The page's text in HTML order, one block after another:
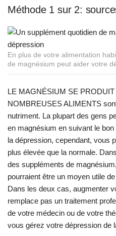
Méthode 1 sur 2:
En plus de votre alimentation
de magnésium peut aider votre
LE MAGNÉSIUM SE
NOMBREUSES ALIMENTS
nutriment. La plupart des gens
en magnésium en suivant le
la dépression, cependant, vous
plus élevée que la normale.
des suppléments de
pourraient être un moyen utile de
Dans les deux cas, augmenter
remplace pas un traitement
de votre médecin ou de votre
vous gérez votre dépression de